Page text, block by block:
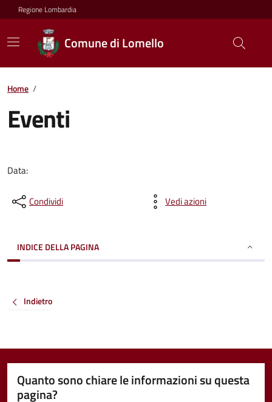
Regione Lombardia
Comune di Lomello
Home /
Eventi
Data:
Condividi Vedi azioni
INDICE DELLA PAGINA
Indietro
Quanto sono chiare le informazioni su questa
pagina?